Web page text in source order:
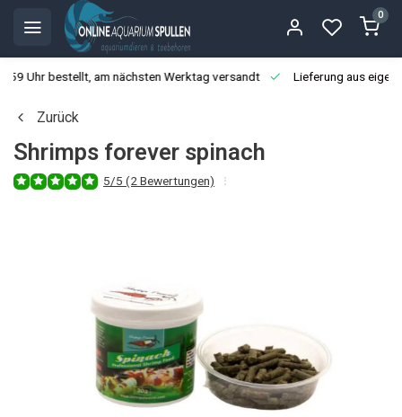
0
Uhr bestellt, am nächsten Werktag versandt Lieferung aus
Zurück
Shrimps forever spinach
5/5 (2 Bewertungen)